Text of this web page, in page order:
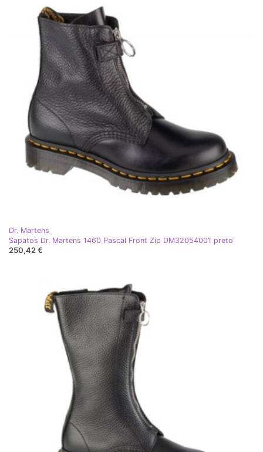
Dr. Martens
Sapatos Dr. Martens 1460 Pascal Front Zip DM32054001 preto
250,42 €